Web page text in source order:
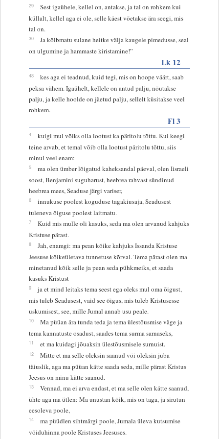
29
Sest igaühele, kellel on, antakse, ja tal on rohkem kui
küllalt, kellel aga ei ole, selle käest võetakse ära seegi, mis
tal on.
30
Ja kõlbmatu sulane heitke välja kaugele pimedusse, seal
on ulgumine ja hammaste kiristamine!”
Lk 12
48
kes aga ei teadnud, kuid tegi, mis on hoope väärt, saab
peksa vähem. Igaühelt, kellele on antud palju, nõutakse
palju, ja kelle hoolde on jäetud palju, sellelt küsitakse veel
rohkem.
Fl 3
4
kuigi mul võiks olla lootust ka päritolu tõttu. Kui keegi
teine arvab, et temal võib olla lootust päritolu tõttu, siis
minul veel enam:
5
ma olen ümber lõigatud kaheksandal päeval, olen Iisraeli
soost, Benjamini suguharust, heebrea rahvast sündinud
heebrea mees, Seaduse järgi variser,
6
innukuse poolest koguduse tagakiusaja, Seadusest
tuleneva õiguse poolest laitmatu.
7
Kuid mis mulle oli kasuks, seda ma olen arvanud kahjuks
Kristuse pärast.
8
Jah, enamgi: ma pean kõike kahjuks Issanda Kristuse
Jeesuse kõikeületava tunnetuse kõrval. Tema pärast olen ma
minetanud kõik selle ja pean seda pühkmeiks, et saada
kasuks Kristust
9
ja et mind leitaks tema seest ega oleks mul oma õigust,
mis tuleb Seadusest, vaid see õigus, mis tuleb Kristusesse
uskumisest, see, mille Jumal annab usu peale.
10
Ma püüan ära tunda teda ja tema ülestõusmise väge ja
tema kannatuste osadust, saades tema surma sarnaseks,
11 et ma kuidagi jõuaksin ülestõusmisele surnuist.
12
Mitte et ma selle oleksin saanud või oleksin juba
täiuslik, aga ma püüan kätte saada seda, mille pärast Kristus
Jeesus on minu kätte saanud.
13
Vennad, ma ei arva endast, et ma selle olen kätte saanud,
ühte aga ma ütlen: Ma unustan kõik, mis on taga, ja sirutun
eesoleva poole,
14
ma püüdlen sihtmärgi poole, Jumala üleva kutsumise
võiduhinna poole Kristuses Jeesuses.